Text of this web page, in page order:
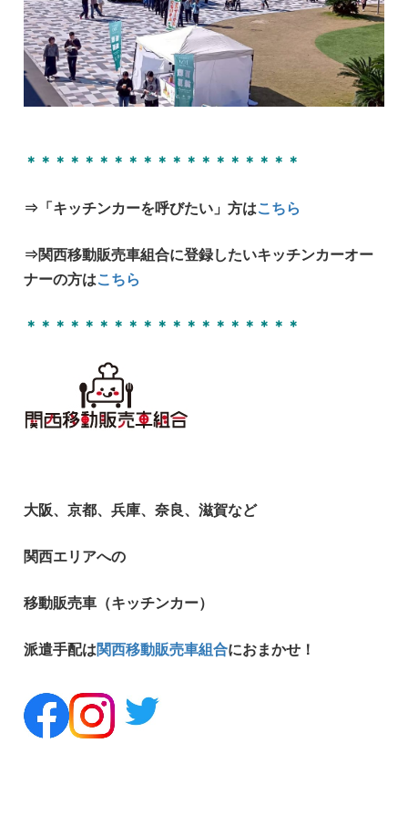
＊＊＊＊＊＊＊＊＊＊＊＊＊＊＊＊＊＊＊
⇒「キッチンカーを呼びたい」方はこちら
⇒関西移動販売車組合に登録したいキッチンカーオー
ナーの方はこちら
＊＊＊＊＊＊＊＊＊＊＊＊＊＊＊＊＊＊＊
大阪、京都、兵庫、奈良、滋賀など
関西エリアへの
移動販売車（キッチンカー）
派遣手配は関西移動販売車組合におまかせ！